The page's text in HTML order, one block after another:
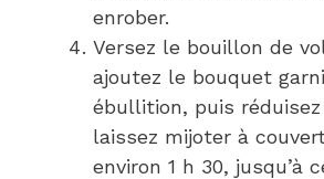
enrober.
Versez le bouillon de
ajoutez le bouquet
ébullition, puis
laissez mijoter à
environ 1 h 30, jusqu’à